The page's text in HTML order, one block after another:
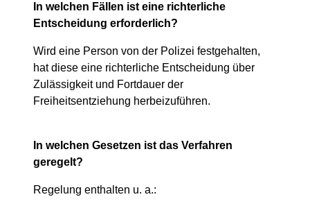
In welchen Fällen ist eine richterliche
Entscheidung erforderlich?
Wird eine Person von der Polizei festgehalten,
hat diese eine richterliche Entscheidung über
Zulässigkeit und Fortdauer der
Freiheitsentziehung herbeizuführen.
In welchen Gesetzen ist das Verfahren
geregelt?
Regelung enthalten u. a.: